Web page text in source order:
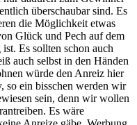
überschaubar sind. Es
die Möglichkeit etwas
Glück und Pech auf dem
Es sollten schon auch
auch selbst in den Händen
würde den Anreiz hier
so ein bisschen werden wir
sein, denn wir wollen
Es wäre